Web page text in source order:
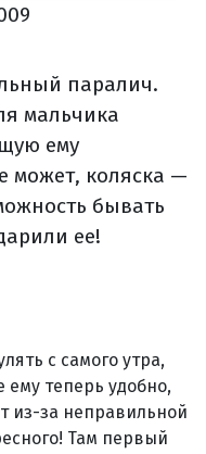
паралич.
мальчика
ему
может, коляска —
бывать
ее!
с самого утра,
ему теперь удобно,
из-за неправильной
Там первый